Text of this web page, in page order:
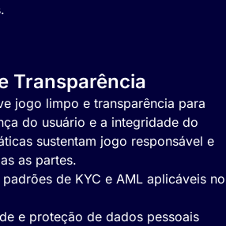
Transparência
jogo limpo e transparência para
do usuário e a integridade do
sustentam jogo responsável e
as partes.
de KYC e AML aplicáveis no
e proteção de dados pessoais